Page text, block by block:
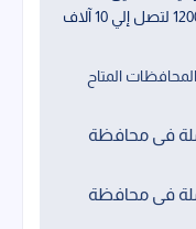
فرصة عمل برواتب تتراوح ما بين 1200 لتصل إلي 10 آلاف
المتاح
فى محافظة
فى محافظة